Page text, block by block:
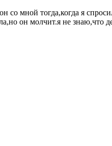
со мной тогда,когда я
он молчит.я не знаю,что